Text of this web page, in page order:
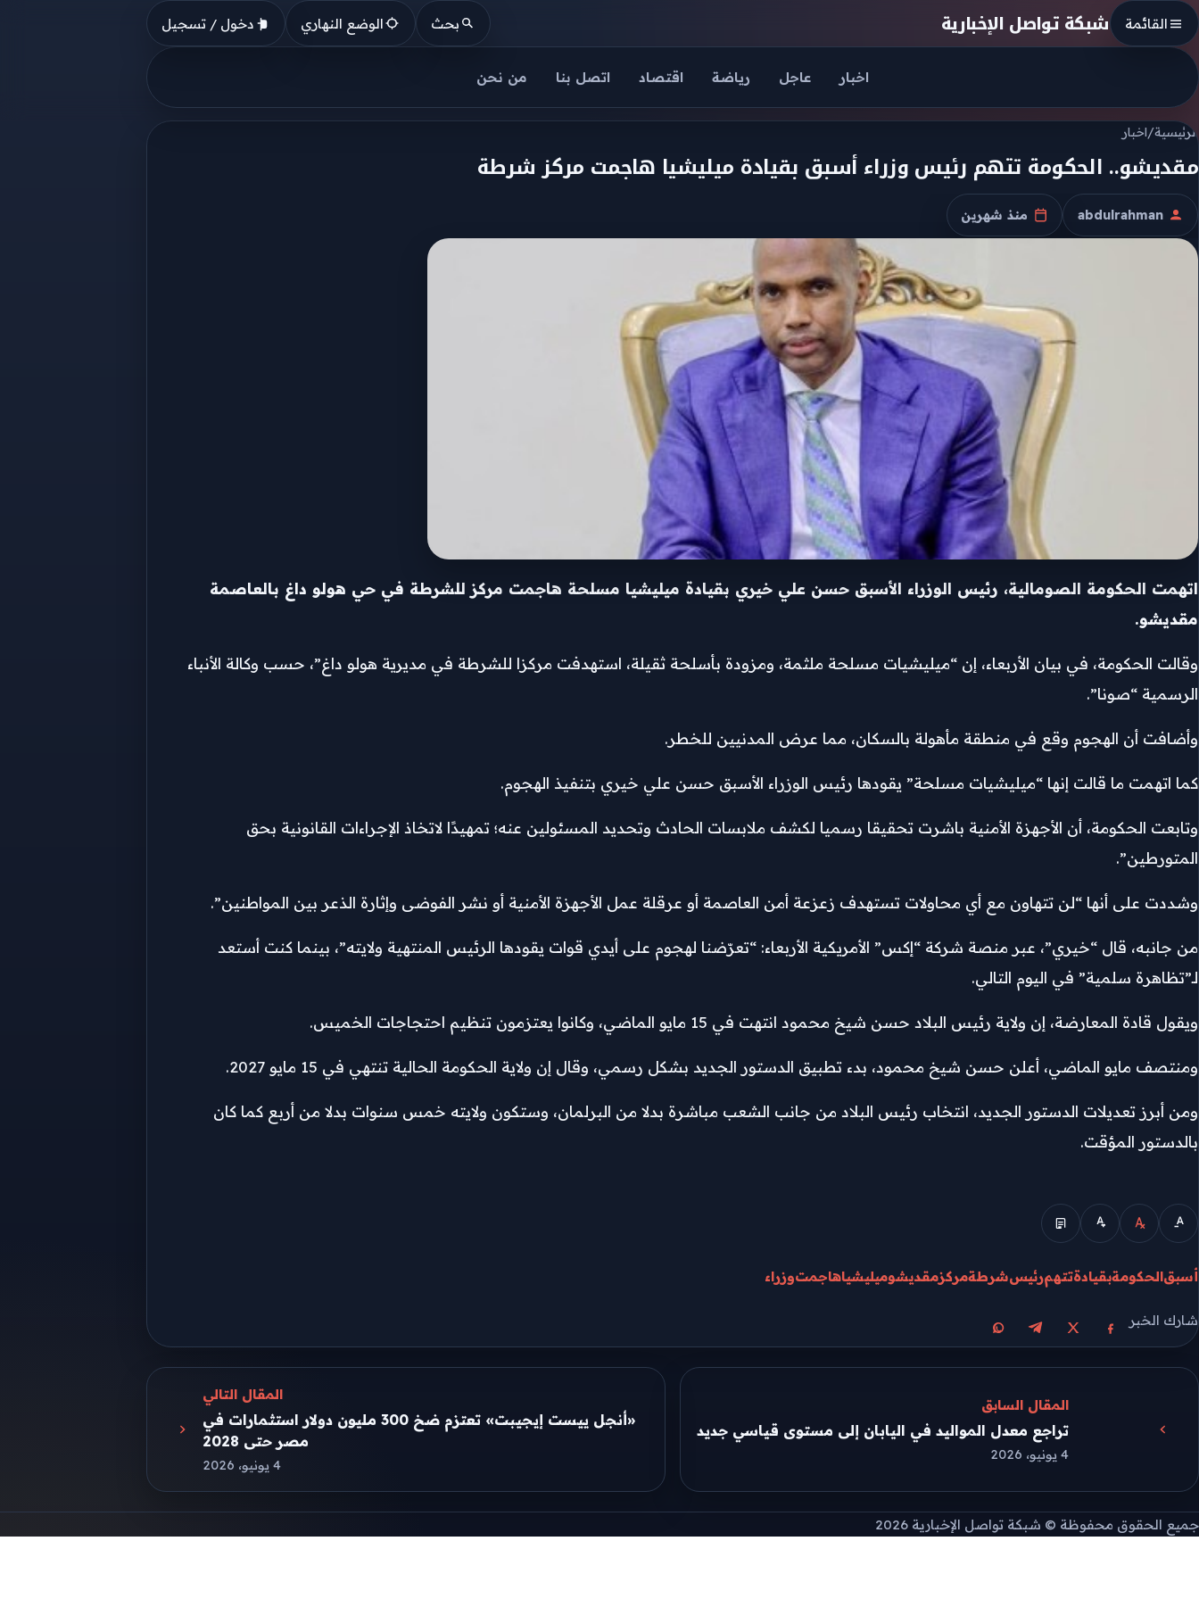
Skip to contentشبكة تواصل الإخبارية القائمة بحث الوضع النهاري دخول / تسجيل
اخبار عاجل رياضة اقتصاد اتصل بنا من نحن
الرئيسية/اخبار
مقديشو.. الحكومة تتهم رئيس وزراء أسبق بقيادة ميليشيا هاجمت مركز شرطة
الكاتب
abdulrahman
تاريخ النشر
منذ شهرين
اتهمت الحكومة الصومالية، رئيس الوزراء الأسبق حسن علي خيري بقيادة ميليشيا مسلحة هاجمت مركز للشرطة في حي هولو داغ بالعاصمة
مقديشو.
وقالت الحكومة، في بيان الأربعاء، إن “ميليشيات مسلحة ملثمة، ومزودة بأسلحة ثقيلة، استهدفت مركزا للشرطة في مديرية هولو داغ”، حسب وكالة الأنباء
الرسمية “صونا”.
وأضافت أن الهجوم وقع في منطقة مأهولة بالسكان، مما عرض المدنيين للخطر.
كما اتهمت ما قالت إنها “ميليشيات مسلحة” يقودها رئيس الوزراء الأسبق حسن علي خيري بتنفيذ الهجوم.
وتابعت الحكومة، أن الأجهزة الأمنية باشرت تحقيقا رسميا لكشف ملابسات الحادث وتحديد المسئولين عنه؛ تمهيدًا لاتخاذ الإجراءات القانونية بحق
المتورطين”.
وشددت على أنها “لن تتهاون مع أي محاولات تستهدف زعزعة أمن العاصمة أو عرقلة عمل الأجهزة الأمنية أو نشر الفوضى وإثارة الذعر بين المواطنين”.
من جانبه، قال “خيري”، عبر منصة شركة “إكس” الأمريكية الأربعاء: “تعرّضنا لهجوم على أيدي قوات يقودها الرئيس المنتهية ولايته”، بينما كنت أستعد
لـ”تظاهرة سلمية” في اليوم التالي.
ويقول قادة المعارضة، إن ولاية رئيس البلاد حسن شيخ محمود انتهت في 15 مايو الماضي، وكانوا يعتزمون تنظيم احتجاجات الخميس.
ومنتصف مايو الماضي، أعلن حسن شيخ محمود، بدء تطبيق الدستور الجديد بشكل رسمي، وقال إن ولاية الحكومة الحالية تنتهي في 15 مايو 2027.
ومن أبرز تعديلات الدستور الجديد، انتخاب رئيس البلاد من جانب الشعب مباشرة بدلا من البرلمان، وستكون ولايته خمس سنوات بدلا من أربع كما كان
بالدستور المؤقت.
الوضع المبسط
أسبقالحكومةبقيادةتتهمرئيسشرطةمركزمقديشوميليشياهاجمتوزراء
شارك الخبر
مشاركة على فيسبوك
مشاركة على Xمشاركة على تيليجرام
مشاركة على واتساب
المقال السابق
تراجع معدل المواليد في اليابان إلى مستوى قياسي جديد
4 يونيو، 2026
المقال التالي
«أنجل ييست إيجيبت» تعتزم ضخ 300 مليون دولار استثمارات في
مصر حتى 2028
4 يونيو، 2026
جميع الحقوق محفوظة © شبكة تواصل الإخبارية 2026